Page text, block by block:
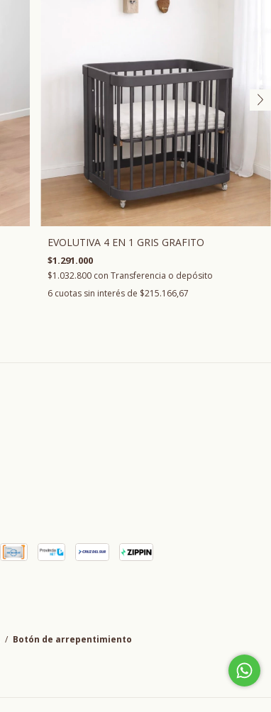
EVOLUTIVA 4 EN 1 GRIS GRAFITO
$1.291.000
$1.032.800 con Transferencia o depósito
6 cuotas sin interés de $215.166,67
/ Botón de arrepentimiento